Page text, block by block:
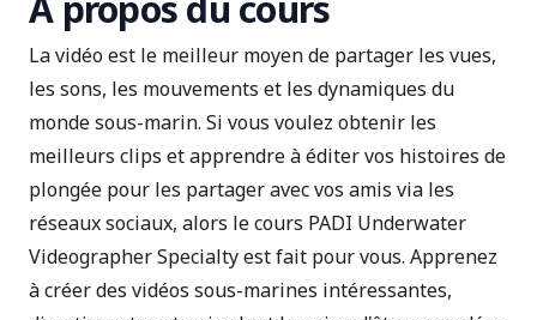
La vidéo est le meilleur moyen de partager les vues,
les sons, les mouvements et les dynamiques du
monde sous-marin. Si vous voulez obtenir les
meilleurs clips et apprendre à éditer vos histoires de
plongée pour les partager avec vos amis via les
réseaux sociaux, alors le cours PADI Underwater
Videographer Specialty est fait pour vous. Apprenez
à créer des vidéos sous-marines intéressantes,